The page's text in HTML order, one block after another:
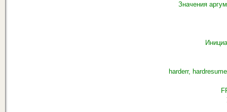
Значения
harderr,